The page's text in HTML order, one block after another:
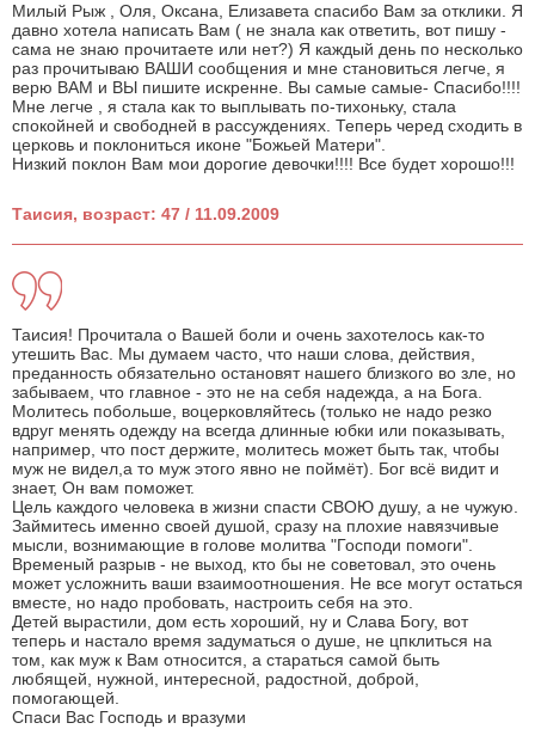
Милый Рыж , Оля, Оксана, Елизавета спасибо Вам за отклики. Я
давно хотела написать Вам ( не знала как ответить, вот пишу -
сама не знаю прочитаете или нет?) Я каждый день по несколько
раз прочитываю ВАШИ сообщения и мне становиться легче, я
верю ВАМ и ВЫ пишите искренне. Вы самые самые- Спасибо!!!!
Мне легче , я стала как то выплывать по-тихоньку, стала
спокойней и свободней в рассуждениях. Теперь черед сходить в
церковь и поклониться иконе "Божьей Матери".
Низкий поклон Вам мои дорогие девочки!!!! Все будет хорошо!!!
Таисия, возраст: 47 / 11.09.2009
Таисия! Прочитала о Вашей боли и очень захотелось как-то
утешить Вас. Мы думаем часто, что наши слова, действия,
преданность обязательно остановят нашего близкого во зле, но
забываем, что главное - это не на себя надежда, а на Бога.
Молитесь побольше, воцерковляйтесь (только не надо резко
вдруг менять одежду на всегда длинные юбки или показывать,
например, что пост держите, молитесь может быть так, чтобы
муж не видел,а то муж этого явно не поймёт). Бог всё видит и
знает, Он вам поможет.
Цель каждого человека в жизни спасти СВОЮ душу, а не чужую.
Займитесь именно своей душой, сразу на плохие навязчивые
мысли, вознимающие в голове молитва "Господи помоги".
Временый разрыв - не выход, кто бы не советовал, это очень
может усложнить ваши взаимоотношения. Не все могут остаться
вместе, но надо пробовать, настроить себя на это.
Детей вырастили, дом есть хороший, ну и Слава Богу, вот
теперь и настало время задуматься о душе, не цпклиться на
том, как муж к Вам относится, а стараться самой быть
любящей, нужной, интересной, радостной, доброй,
помогающей.
Спаси Вас Господь и вразуми